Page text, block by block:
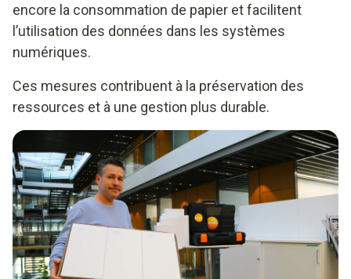
encore la consommation de papier et facilitent
l’utilisation des données dans les systèmes
numériques.
Ces mesures contribuent à la préservation des
ressources et à une gestion plus durable.